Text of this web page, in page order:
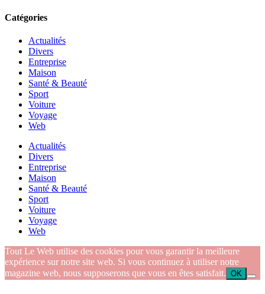
Catégories
Actualités
Divers
Entreprise
Maison
Santé & Beauté
Sport
Voiture
Voyage
Web
Actualités
Divers
Entreprise
Maison
Santé & Beauté
Sport
Voiture
Voyage
Web
Tout Le Web utilise des cookies pour vous garantir la meilleure
expérience sur notre site web. Si vous continuez à utiliser notre
magazine web, nous supposerons que vous en êtes satisfait. OK